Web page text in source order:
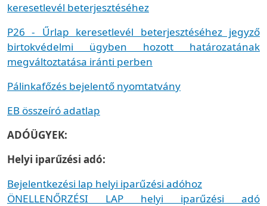
keresetlevél beterjesztéséhez
P26 - Űrlap keresetlevél beterjesztéséhez jegyző
birtokvédelmi ügyben hozott határozatának
megváltoztatása iránti perben
Pálinkafőzés bejelentő nyomtatvány
EB összeíró adatlap
ADÓÜGYEK:
Helyi iparűzési adó:
Bejelentkezési lap helyi iparűzési adóhoz
ÖNELLENŐRZÉSI LAP helyi iparűzési adó